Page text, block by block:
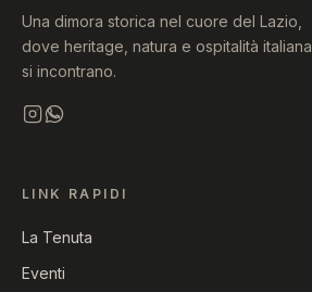
Una dimora storica nel cuore del Lazio,
dove heritage, natura e ospitalità italiana
si incontrano.
LINK RAPIDI
La Tenuta
Eventi